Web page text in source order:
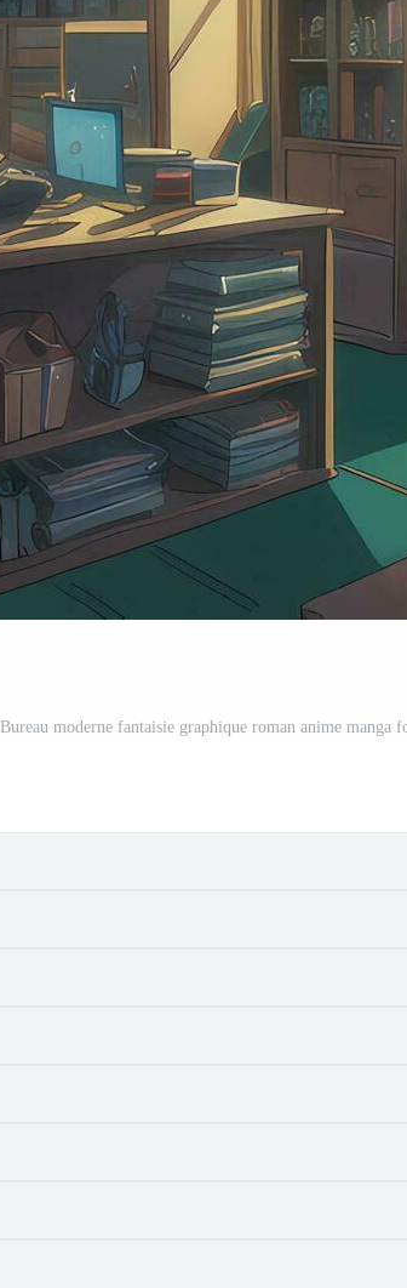
Bureau moderne fantaisie graphique roman anime manga